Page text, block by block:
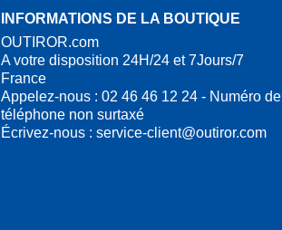
INFORMATIONS DE LA BOUTIQUE
OUTIROR.com
A votre disposition 24H/24 et 7Jours/7
France
Appelez-nous : 02 46 46 12 24 - Numéro de
téléphone non surtaxé
Écrivez-nous : service-client@outiror.com